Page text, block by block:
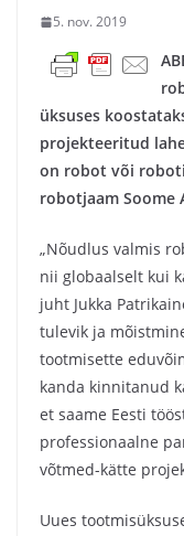
5. nov. 2019
üksuses
projekteeritud
on robot või
robotjaam Soome
„Nõudlus valmis
nii globaalselt kui
juht Jukka
tulevik ja
tootmisette
kanda kinnitanud
et saame Eesti
professionaalne
võtmed-kätte
Uues